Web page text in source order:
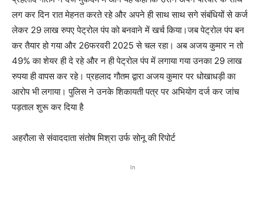
लग कर दिन रात मेहनत करते रहे और अपने ही साथ साथ सगे संबंधियों से कर्ज
लेकर 29 लाख रुपए पेट्रोल पंप को बनवाने में खर्च किया।जब पेट्रोल पंप बन
कर तैयार हो गया और 26फरवरी 2025 से चल रहा। अब अजय कुमार न तो
49% का शेयर ही दे रहे और न ही पेट्रोल पंप में लगाया गया उनका 29 लाख
रुपया ही वापस कर रहे। प्रहलाद गौतम द्वारा अजय कुमार पर धोखाधड़ी का
आरोप भी लगाया। पुलिस ने उनके शिकायती पत्र पर अभियोग दर्ज कर जांच
पड़ताल शुरू कर दिया है
अहरौला से संवाददाता संतोष मिश्रा उर्फ सोनू की रिपोर्ट
In